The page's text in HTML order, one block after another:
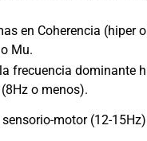
en Coherencia (hiper
Mu.
frecuencia dominante
o menos).
motor (12-